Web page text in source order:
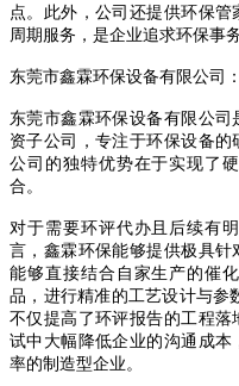
点。此外，公司还提供环保
周期服务，是企业追求环保事
东莞市鑫霖环保设备有限公司
东莞市鑫霖环保设备有限公
资子公司，专注于环保设备
公司的独特优势在于实现了
合。
对于需要环评代办且后续有
言，鑫霖环保能够提供极具针
能够直接结合自家生产的催
品，进行精准的工艺设计与参
不仅提高了环评报告的工程
试中大幅降低企业的沟通成
率的制造型企业。